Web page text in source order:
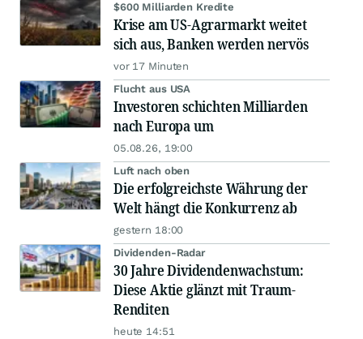
$600 Milliarden Kredite
Krise am US-Agrarmarkt weitet
sich aus, Banken werden nervös
vor 17 Minuten
Flucht aus USA
Investoren schichten Milliarden
nach Europa um
05.08.26, 19:00
Luft nach oben
Die erfolgreichste Währung der
Welt hängt die Konkurrenz ab
gestern 18:00
Dividenden-Radar
30 Jahre Dividendenwachstum:
Diese Aktie glänzt mit Traum-
Renditen
heute 14:51